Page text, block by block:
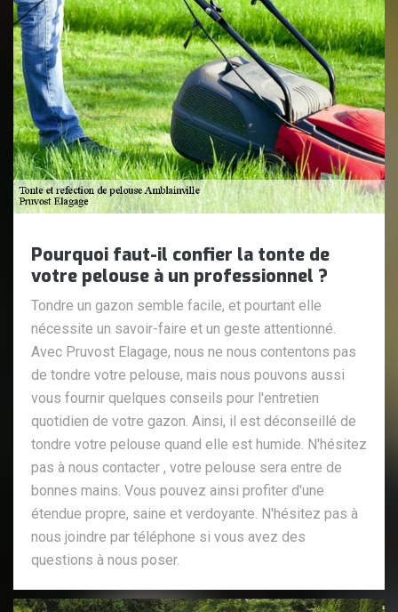
Pourquoi faut-il confier la tonte de
votre pelouse à un professionnel ?
Tondre un gazon semble facile, et pourtant elle
nécessite un savoir-faire et un geste attentionné.
Avec Pruvost Elagage, nous ne nous contentons pas
de tondre votre pelouse, mais nous pouvons aussi
vous fournir quelques conseils pour l'entretien
quotidien de votre gazon. Ainsi, il est déconseillé de
tondre votre pelouse quand elle est humide. N'hésitez
pas à nous contacter , votre pelouse sera entre de
bonnes mains. Vous pouvez ainsi profiter d'une
étendue propre, saine et verdoyante. N'hésitez pas à
nous joindre par téléphone si vous avez des
questions à nous poser.